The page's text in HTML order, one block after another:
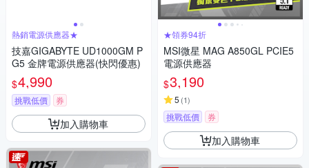
熱銷電源供應器★
技嘉GIGABYTE UD1000GM P
G5 金牌電源供應器(快閃優惠)
$4,990
挑戰低價 券
加入購物車
★領券94折
MSI微星 MAG A850GL PCIE5
電源供應器
$3,190
5 (1)
挑戰低價 券
加入購物車